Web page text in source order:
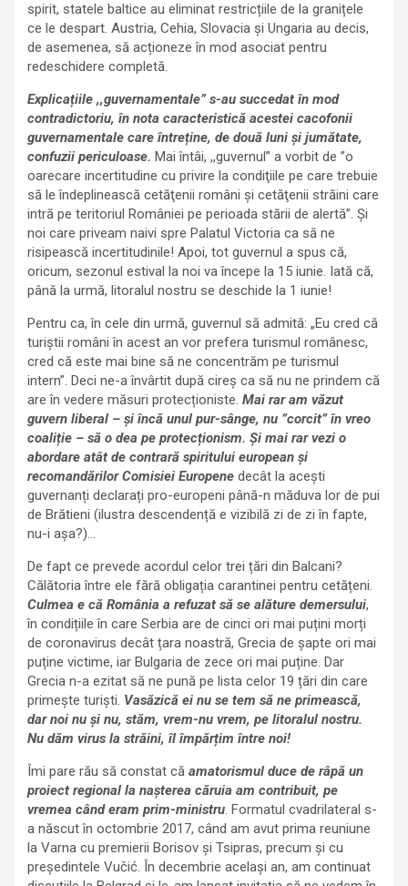
spirit, statele baltice au eliminat restricțiile de la granițele
ce le despart. Austria, Cehia, Slovacia și Ungaria au decis,
de asemenea, să acționeze în mod asociat pentru
redeschidere completă.
Explicațiile ,,guvernamentale” s-au succedat în mod
contradictoriu, în nota caracteristică acestei cacofonii
guvernamentale care întreține, de două luni și jumătate,
confuzii periculoase. Mai întâi, ,,guvernul” a vorbit de ”o
oarecare incertitudine cu privire la condiţiile pe care trebuie
să le îndeplinească cetăţenii români şi cetăţenii străini care
intră pe teritoriul României pe perioada stării de alertă”. Și
noi care priveam naivi spre Palatul Victoria ca să ne
risipească incertitudinile! Apoi, tot guvernul a spus că,
oricum, sezonul estival la noi va începe la 15 iunie. Iată că,
până la urmă, litoralul nostru se deschide la 1 iunie!
Pentru ca, în cele din urmă, guvernul să admită: „Eu cred că
turiștii români în acest an vor prefera turismul românesc,
cred că este mai bine să ne concentrăm pe turismul
intern”. Deci ne-a învârtit după cireș ca să nu ne prindem că
are în vedere măsuri protecționiste. Mai rar am văzut
guvern liberal – și încă unul pur-sânge, nu ”corcit” în vreo
coaliție – să o dea pe protecționism. Și mai rar vezi o
abordare atât de contrară spiritului european și
recomandărilor Comisiei Europene decât la acești
guvernanți declarați pro-europeni până-n măduva lor de pui
de Brătieni (ilustra descendență e vizibilă zi de zi în fapte,
nu-i așa?)…
De fapt ce prevede acordul celor trei țări din Balcani?
Călătoria între ele fără obligația carantinei pentru cetățeni.
Culmea e că România a refuzat să se alăture demersului,
în condițiile în care Serbia are de cinci ori mai puțini morți
de coronavirus decât țara noastră, Grecia de șapte ori mai
puține victime, iar Bulgaria de zece ori mai puține. Dar
Grecia n-a ezitat să ne pună pe lista celor 19 țări din care
primește turiști. Vasăzică ei nu se tem să ne primească,
dar noi nu și nu, stăm, vrem-nu vrem, pe litoralul nostru.
Nu dăm virus la străini, îl împărțim între noi!
Îmi pare rău să constat că amatorismul duce de râpă un
proiect regional la nașterea căruia am contribuit, pe
vremea când eram prim-ministru. Formatul cvadrilateral s-
a născut în octombrie 2017, când am avut prima reuniune
la Varna cu premierii Borisov și Tsipras, precum și cu
președintele Vučić. În decembrie același an, am continuat